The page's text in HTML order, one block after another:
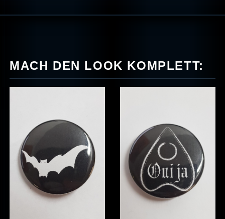
MACH DEN LOOK KOMPLETT: